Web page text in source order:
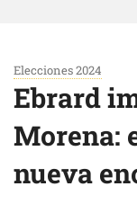
Elecciones 2024
Ebrard
Morena:
nueva